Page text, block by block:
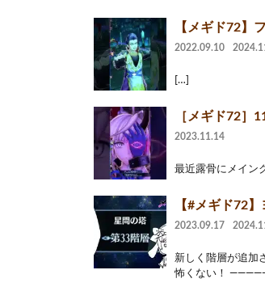
【メギド72】
2022.09.10
[…]
［メギド72］
2023.11.14
最近露骨にメイン
【#メギド72
2023.09.17
新しく階層が追加
怖くない！